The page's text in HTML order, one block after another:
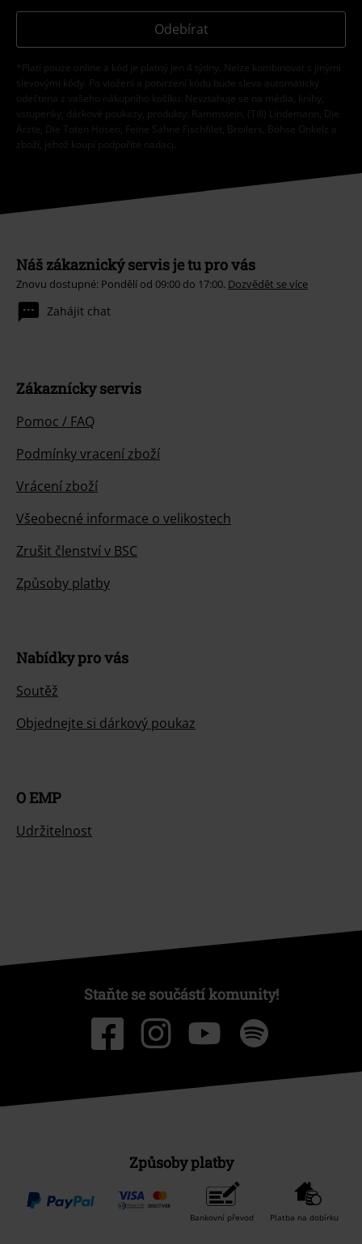
Odebírat
*Platí pouze online a kód je platný jen 4 týdny. Nelze kombinovat s jinými
slevovými kódy. Po vložení a potvrzení kódu bude sleva automaticky
odečtena z vašeho nákupního košíku. Nevztahuje se na média, knihy,
vstupenky, dárkové poukazy, produkty: Rammstein, (Till) Lindemann, Die
Ärzte, Die Toten Hosen, Feine Sahne Fischfilet, Broilers, Böhse Onkelz a
zboží, jehož koupí podpoříte nadaci.
Náš zákaznický servis je tu pro vás
Znovu dostupné: Pondělí od 09:00 do 17:00. Dozvědět se více
Zahájit chat
Zákaznícky servis
Pomoc / FAQ
Podmínky vracení zboží
Vrácení zboží
Všeobecné informace o velikostech
Zrušit členství v BSC
Způsoby platby
Nabídky pro vás
Soutěž
Objednejte si dárkový poukaz
O EMP
Udržitelnost
Staňte se součástí komunity!
Způsoby platby
Bankovní převod Platba na dobírku